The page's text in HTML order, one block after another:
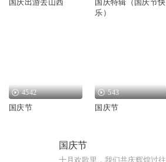
国庆出游去山西
国庆特辑（国庆节快
乐）
4542
国庆节
543
国庆节
国庆节